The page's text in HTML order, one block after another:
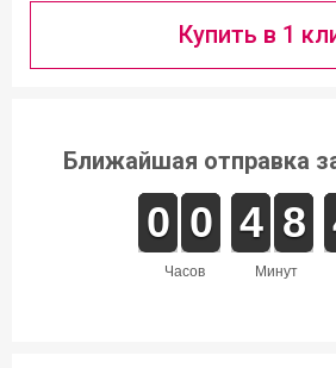
Купить в 1
Ближайшая отправка
часов
9
9
0
0 9
9
0
0
минут
3
3
4
4 7
7
8
8